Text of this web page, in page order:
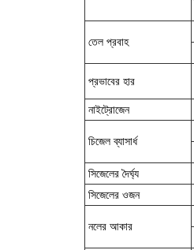
তেল প্রবাহ
প্রভাবের হার
নাইট্রোজেন
চিজেল ব্যাসার্ধ
সিজেলের দৈর্ঘ্য
সিজেলের ওজন
নলের আকার